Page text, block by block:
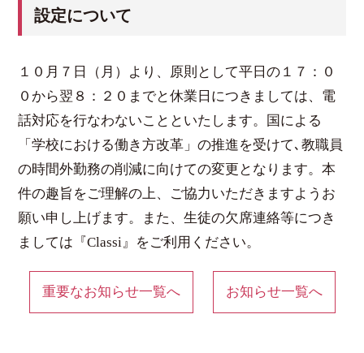
設定について
１０月７日（月）より、原則として平日の１７：０
０から翌８：２０までと休業日につきましては、電
話対応を行なわないことといたします。国による
「学校における働き方改革」の推進を受けて､教職員
の時間外勤務の削減に向けての変更となります。本
件の趣旨をご理解の上、ご協力いただきますようお
願い申し上げます。また、生徒の欠席連絡等につき
ましては『Classi』をご利用ください。
重要なお知らせ一覧へ お知らせ一覧へ